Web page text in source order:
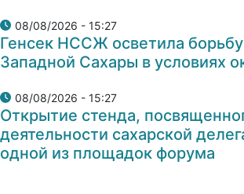
08/08/2026 - 15:27
Генсек НССЖ осветила
Западной Сахары в условиях
08/08/2026 - 15:27
Открытие стенда,
деятельности сахарской
одной из площадок форума